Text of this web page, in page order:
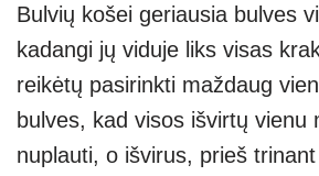
Bulvių košei geriausia bulves
kadangi jų viduje liks visas
reikėtų pasirinkti maždaug
bulves, kad visos išvirtų vienu
nuplauti, o išvirus, prieš